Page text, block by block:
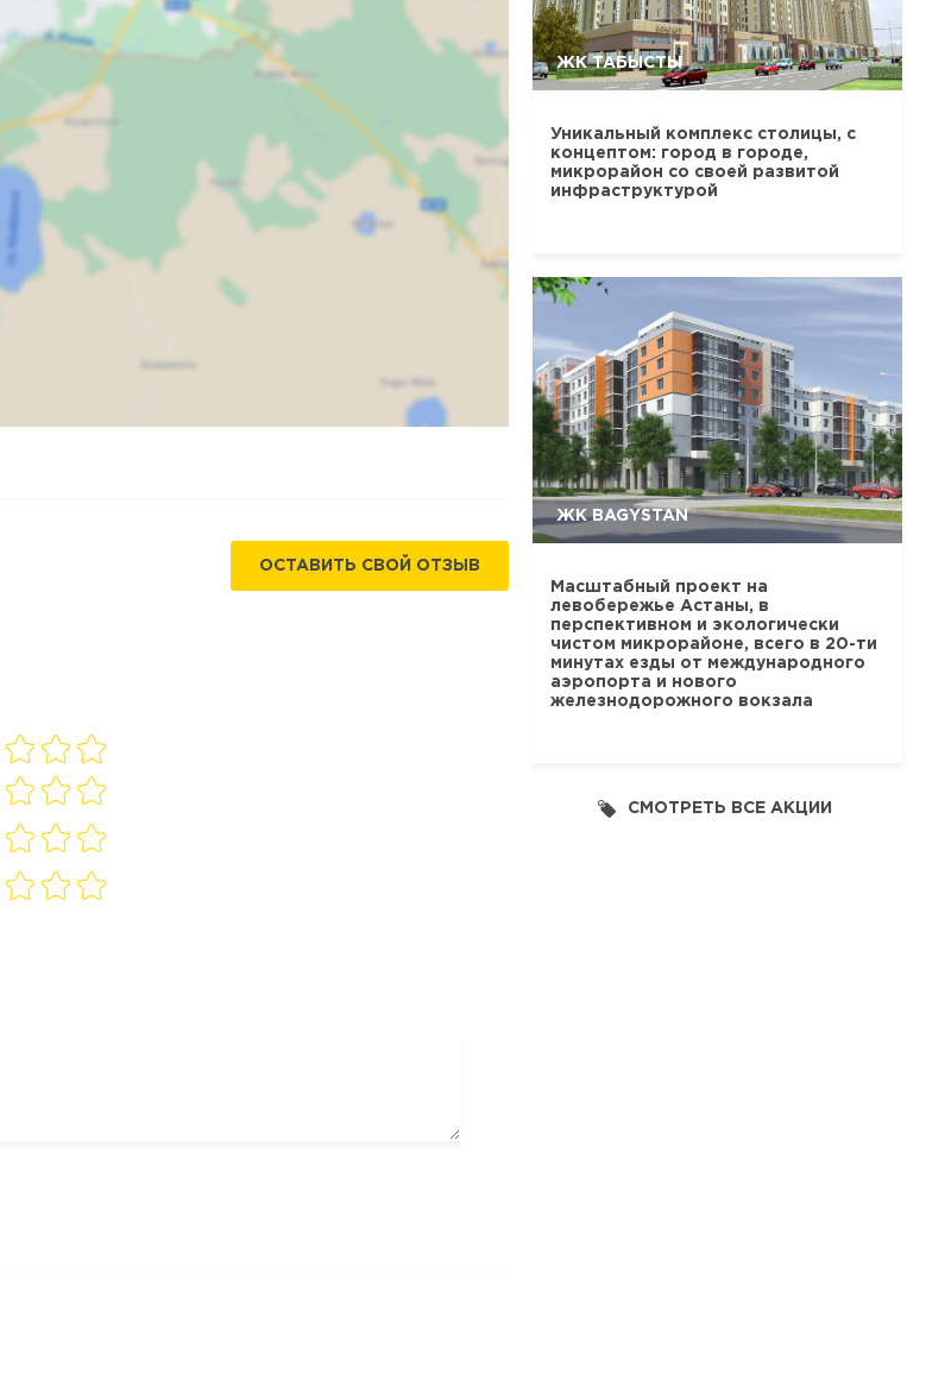
ОСТАВИТЬ СВОЙ ОТЗЫВ
ЖК ТАБЫСТЫ
Уникальный комплекс столицы, с
концептом: город в городе,
микрорайон со своей развитой
инфраструктурой
ЖК BAGYSTAN
Масштабный проект на
левобережье Астаны, в
перспективном и экологически
чистом микрорайоне, всего в 20-ти
минутах езды от международного
аэропорта и нового
железнодорожного вокзала
СМОТРЕТЬ ВСЕ АКЦИИ